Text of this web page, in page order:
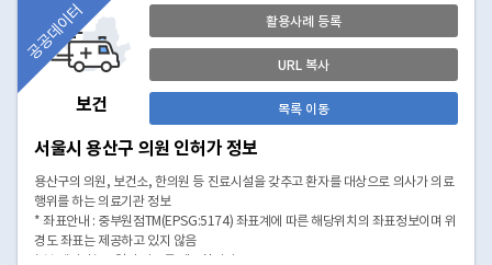
보건
공공데이터 활용사례 등록
URL 복사
목록 이동
서울시 용산구 의원 인허가 정보
용산구의 의원, 보건소, 한의원 등 진료시설을 갖추고 환자를 대상으로 의사가 의료
행위를 하는 의료기관 정보
* 좌표안내 : 중부원점TM(EPSG:5174) 좌표계에 따른 해당위치의 좌표정보이며 위
경도 좌표는 제공하고 있지 않음